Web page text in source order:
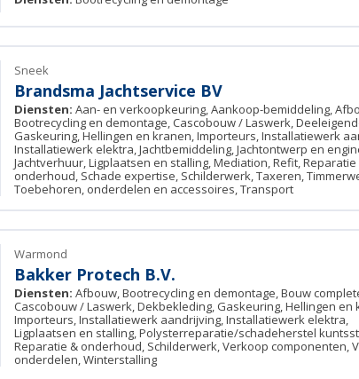
Sneek
Brandsma Jachtservice BV
Diensten: Aan- en verkoopkeuring, Aankoop-bemiddeling,
Bootrecycling en demontage, Cascobouw / Laswerk,
Gaskeuring, Hellingen en kranen, Importeurs, Installatiewerk
Installatiewerk elektra, Jachtbemiddeling, Jachtontwerp en
Jachtverhuur, Ligplaatsen en stalling, Mediation, Refit, Reparatie
onderhoud, Schade expertise, Schilderwerk, Taxeren,
Toebehoren, onderdelen en accessoires, Transport
Warmond
Bakker Protech B.V.
Diensten: Afbouw, Bootrecycling en demontage, Bouw
Cascobouw / Laswerk, Dekbekleding, Gaskeuring, Hellingen en
Importeurs, Installatiewerk aandrijving, Installatiewerk elektra,
Ligplaatsen en stalling, Polysterreparatie/schadeherstel
Reparatie & onderhoud, Schilderwerk, Verkoop componenten,
onderdelen, Winterstalling